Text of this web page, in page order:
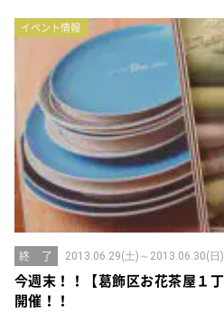
お知らせ
新着情報
イベント情報
スタッフブログ
耐震等級3の家づくり
「したまち未来活用」～不動産売却
イベント情報
終 了 2013.06.29(土)～2013.06.30(日)
今週末！！【葛飾区お花茶屋１
開催！！